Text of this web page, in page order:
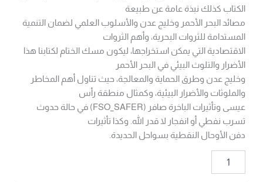
الكتاب كذلك نبذة عامة عن طبيعة
مصائد البحر الأحمر وخليج عدن والأسلوب العلمي لضمان التنمية
المستدامة للثروات البحرية، وأهم الثروات
الاقتصادية التي يمكن استخراجها، ليكون مسك الختام لكتابنا هذا
الأضرار والتلوث البيئي في البحر الأحمر
وخليج عدن وطرق الحماية والمعالجة، حيث تناول أهم المخاطر
والملوثات والأضرار البيئية، وكمثال منطقة رأس
عيسى وتأثيرات الباخرة صافر (FSO_SAFER) في حالة حدوث
تسرب نفطي أو انفجار لا قدر الله. وكذا تأثيرات
دفن الأوحال النقطية بسواحل الحديدة.